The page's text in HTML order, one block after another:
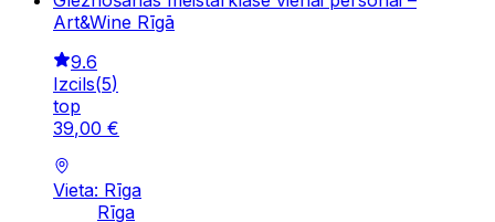
Art&Wine Rīgā
9.6
Izcils(5)
top
39,00 €
Vieta: Rīga
Rīga